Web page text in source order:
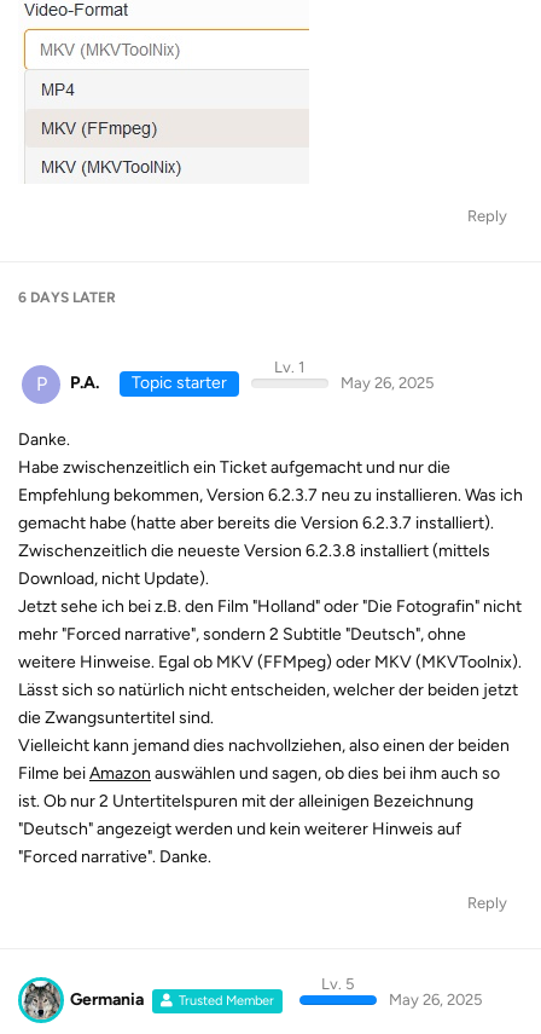
Reply
6 DAYS LATER
P P.A. Topic starter
Lv. 1
May 26, 2025
Danke.
Habe zwischenzeitlich ein Ticket aufgemacht und nur die
Empfehlung bekommen, Version 6.2.3.7 neu zu installieren. Was ich
gemacht habe (hatte aber bereits die Version 6.2.3.7 installiert).
Zwischenzeitlich die neueste Version 6.2.3.8 installiert (mittels
Download, nicht Update).
Jetzt sehe ich bei z.B. den Film "Holland" oder "Die Fotografin" nicht
mehr "Forced narrative", sondern 2 Subtitle "Deutsch", ohne
weitere Hinweise. Egal ob MKV (FFMpeg) oder MKV (MKVToolnix).
Lässt sich so natürlich nicht entscheiden, welcher der beiden jetzt
die Zwangsuntertitel sind.
Vielleicht kann jemand dies nachvollziehen, also einen der beiden
Filme beiAmazon auswählen und sagen, ob dies bei ihm auch so
ist. Ob nur 2 Untertitelspuren mit der alleinigen Bezeichnung
"Deutsch" angezeigt werden und kein weiterer Hinweis auf
"Forced narrative". Danke.
Reply
Germania Trusted Member
Lv. 5
May 26, 2025